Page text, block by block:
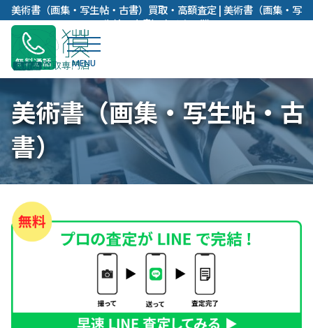
内
容
キ
プ
美術書（画集・写生帖・古書）買取・高額査定 | 美術書（画集・写
生帖・古書）売るなら獏
無料通話
美術書（画集・写生帖・古
書）